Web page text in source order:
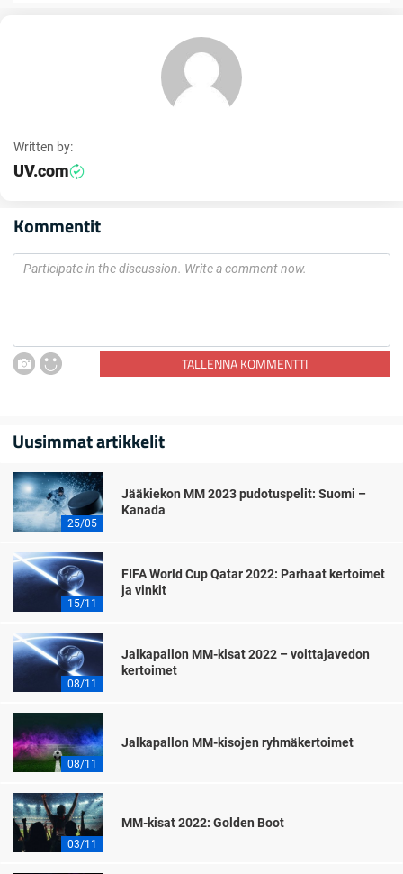
Written by:
UV.com
Kommentit
TALLENNA KOMMENTTI
Uusimmat artikkelit
25/05
Jääkiekon MM 2023 pudotuspelit: Suomi –
Kanada
15/11
FIFA World Cup Qatar 2022: Parhaat kertoimet
ja vinkit
08/11
Jalkapallon MM-kisat 2022 – voittajavedon
kertoimet
08/11
Jalkapallon MM-kisojen ryhmäkertoimet
03/11
MM-kisat 2022: Golden Boot